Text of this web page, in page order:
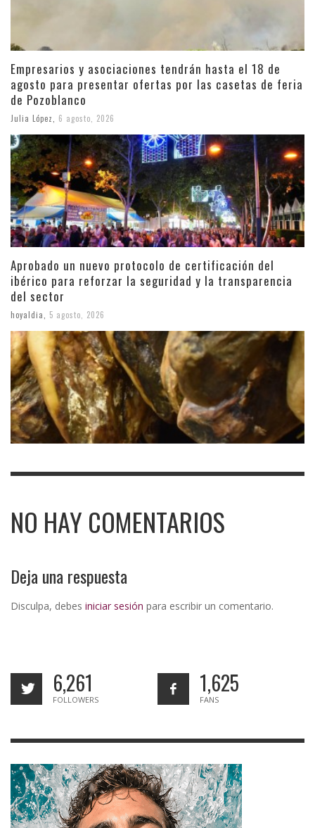
Empresarios y asociaciones tendrán hasta el 18 de
agosto para presentar ofertas por las casetas de feria
de Pozoblanco
Julia López 6 agosto, 2026
Aprobado un nuevo protocolo de certificación del
ibérico para reforzar la seguridad y la transparencia
del sector
hoyaldia 5 agosto, 2026
NO HAY COMENTARIOS
Deja una respuesta
Disculpa, debes iniciar sesión para escribir un comentario.
6,261
FOLLOWERS
1,625
FANS